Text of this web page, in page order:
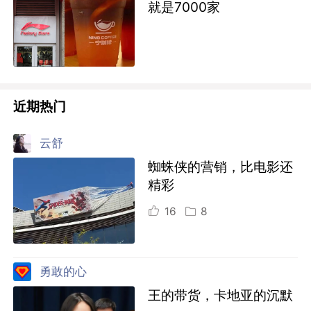
就是7000家
近期热门
云舒
蜘蛛侠的营销，比电影还
精彩
16 8
勇敢的心
王的带货，卡地亚的沉默